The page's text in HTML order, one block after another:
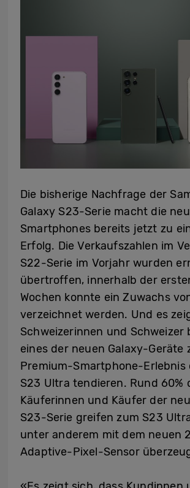
Die bisherige Nachfrage der
Galaxy S23-Serie macht die
Smartphones bereits jetzt zu
Erfolg. Die Verkaufszahlen im
S22-Serie im Vorjahr wurden
übertroffen, innerhalb der
Wochen konnte ein Zuwachs
verzeichnet werden. Und es
Schweizerinnen und Schweizer
eines der neuen Galaxy-Geräte
Premium-Smartphone-Erlebnis
S23 Ultra tendieren. Rund 60%
Käuferinnen und Käufer der
S23-Serie greifen zum S23
unter anderem mit dem neuen
Adaptive-Pixel-Sensor